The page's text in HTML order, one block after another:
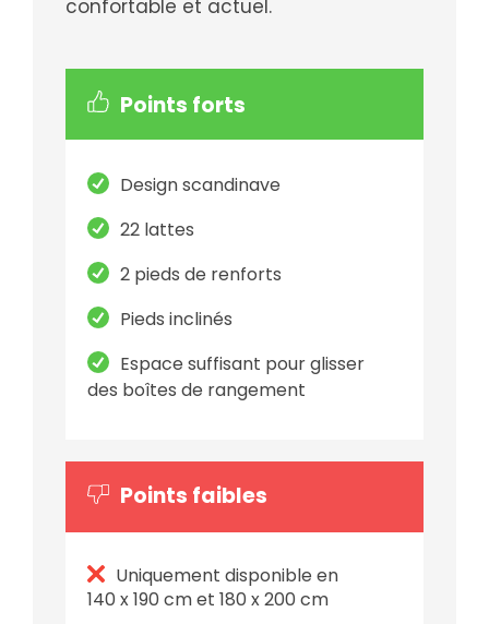
confortable et actuel.
Points forts
Design scandinave
22 lattes
2 pieds de renforts
Pieds inclinés
Espace suffisant pour glisser
des boîtes de rangement
Points faibles
Uniquement disponible en
140 x 190 cm et 180 x 200 cm